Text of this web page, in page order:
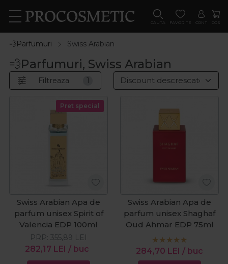
CAUTA FAVORITE CONT COS
💨Parfumuri Swiss Arabian
💨Parfumuri, Swiss Arabian
Filtreaza 1
Pret special
Swiss Arabian Apa de
parfum unisex Spirit of
Valencia EDP 100ml
282,17 LEI / buc
PRP: 355,89 LEI
Swiss Arabian Apa de
parfum unisex Shaghaf
Oud Ahmar EDP 75ml
284,70 LEI / buc